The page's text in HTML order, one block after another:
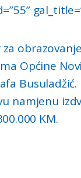
Općine
Busuladžić.
namjenu
KM.